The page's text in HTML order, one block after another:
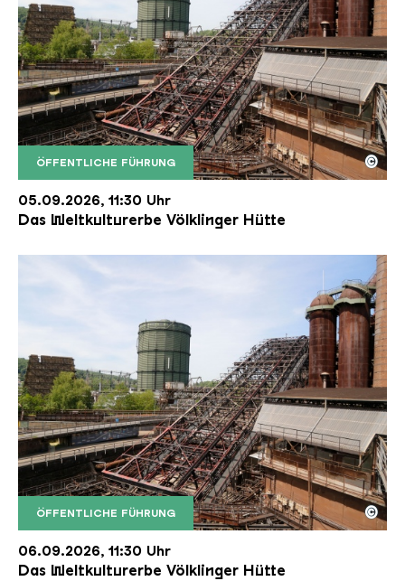
ÖFFENTLICHE FÜHRUNG
Der Erzschrägaufzug der Völklinger Hütte mit
Copyright: Weltkulturerbe Völklinger Hütte | Karl
©
05.09.2026, 11:30 Uhr
Das Weltkulturerbe Völklinger Hütte
ÖFFENTLICHE FÜHRUNG
Der Erzschrägaufzug der Völklinger Hütte mit
Copyright: Weltkulturerbe Völklinger Hütte | Karl
©
06.09.2026, 11:30 Uhr
Das Weltkulturerbe Völklinger Hütte